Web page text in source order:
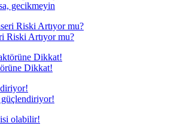
gecikmeyin
Riski Artıyor mu?
Dikkat!
güçlendiriyor!